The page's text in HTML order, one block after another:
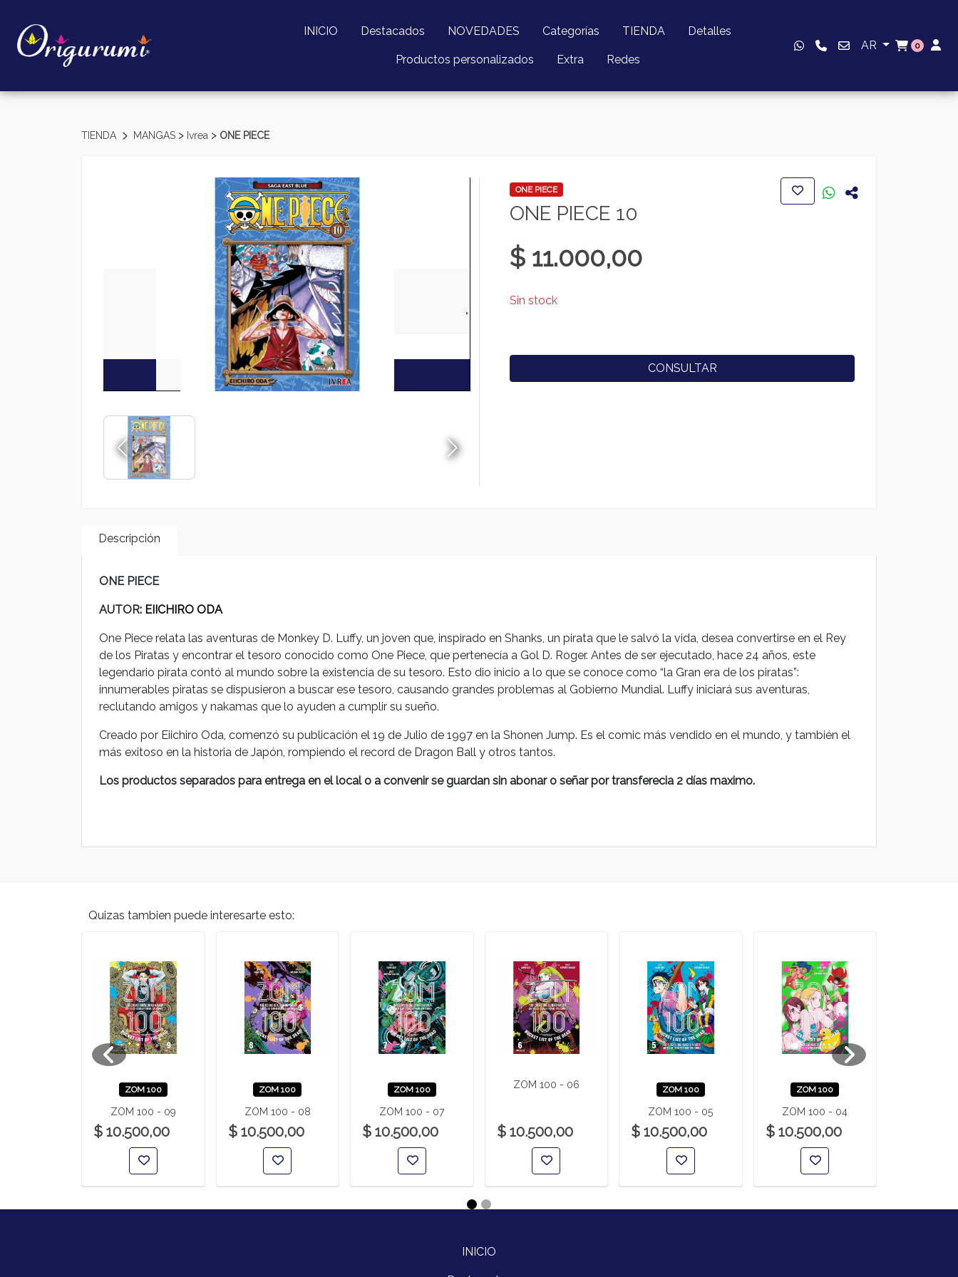
INICIO Destacados NOVEDADES Categorías TIENDA Detalles
Productos personalizados Extra Redes
AR 0
TIENDA MANGAS > Ivrea > ONE PIECE
ONE PIECE
ONE PIECE 10
$ 11.000,00
Sin stock
CONSULTAR
Descripción
ONE PIECE
AUTOR: EIICHIRO ODA
One Piece relata las aventuras de Monkey D. Luffy, un joven que, inspirado en Shanks, un pirata que le salvó la vida, desea convertirse en el Rey
de los Piratas y encontrar el tesoro conocido como One Piece, que pertenecía a Gol D. Roger. Antes de ser ejecutado, hace 24 años, este
legendario pirata contó al mundo sobre la existencia de su tesoro. Esto dio inicio a lo que se conoce como “la Gran era de los piratas”:
innumerables piratas se dispusieron a buscar ese tesoro, causando grandes problemas al Gobierno Mundial. Luffy iniciará sus aventuras,
reclutando amigos y nakamas que lo ayuden a cumplir su sueño.
Creado por Eiichiro Oda, comenzó su publicación el 19 de Julio de 1997 en la Shonen Jump. Es el comic más vendido en el mundo, y también el
más exitoso en la historia de Japón, rompiendo el record de Dragon Ball y otros tantos.
Los productos separados para entrega en el local o a convenir se guardan sin abonar o señar por transferecia 2 días maximo.
Quizas tambien puede interesarte esto:
ZOM 100
ZOM 100 - 09
$ 10.500,00
ZOM 100
ZOM 100 - 08
$ 10.500,00
ZOM 100
ZOM 100 - 07
$ 10.500,00
ZOM 100 - 06
$ 10.500,00
ZOM 100
ZOM 100 - 05
$ 10.500,00
ZOM 100
ZOM 100 - 04
$ 10.500,00
INICIO